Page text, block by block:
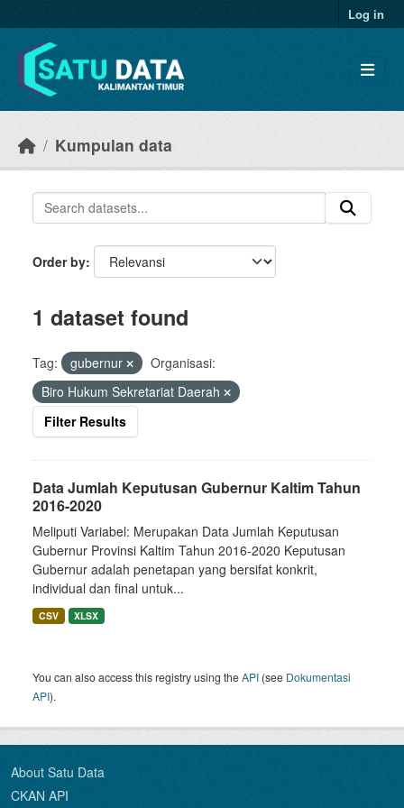
Log in
Kumpulan data
Order by
1 dataset found
Tag: gubernur
Organisasi:
Biro Hukum Sekretariat Daerah
Filter Results
Data Jumlah Keputusan Gubernur Kaltim Tahun
2016-2020
Meliputi Variabel: Merupakan Data Jumlah Keputusan
Gubernur Provinsi Kaltim Tahun 2016-2020 Keputusan
Gubernur adalah penetapan yang bersifat konkrit,
individual dan final untuk...
CSV XLSX
You can also access this registry using theAPI (see Dokumentasi
API).
About Satu Data
CKAN API